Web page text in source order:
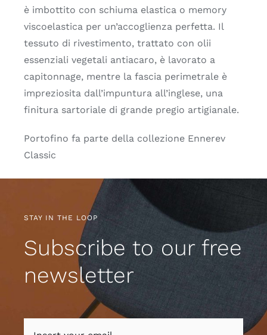
è imbottito con schiuma elastica o memory
viscoelastica per un’accoglienza perfetta. Il
tessuto di rivestimento, trattato con olii
essenziali vegetali antiacaro, è lavorato a
capitonnage, mentre la fascia perimetrale è
impreziosita dall’impuntura all’inglese, una
finitura sartoriale di grande pregio artigianale.
Portofino fa parte della collezione Ennerev
Classic
STAY IN THE LOOP
Subscribe to our free
newsletter